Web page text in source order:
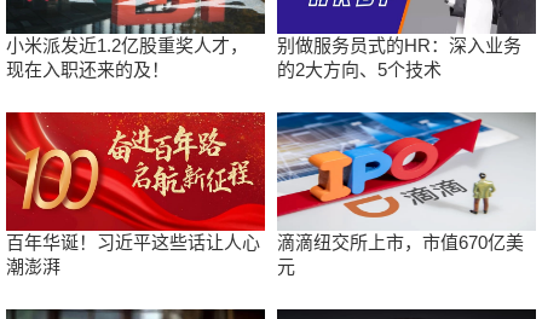
小米派发近1.2亿股重奖人才，
现在入职还来的及！
别做服务员式的HR：深入业务
的2大方向、5个技术
百年华诞！习近平这些话让人心
潮澎湃
滴滴纽交所上市，市值670亿美
元